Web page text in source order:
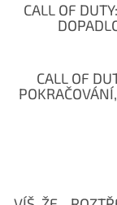
CALL OF
CALL OF